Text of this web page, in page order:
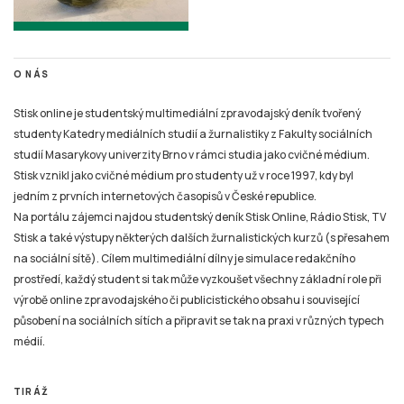
O NÁS
Stisk online je studentský multimediální zpravodajský deník tvořený
studenty Katedry mediálních studií a žurnalistiky z Fakulty sociálních
studií Masarykovy univerzity Brno v rámci studia jako cvičné médium.
Stisk vznikl jako cvičné médium pro studenty už v roce 1997, kdy byl
jedním z prvních internetových časopisů v České republice.
Na portálu zájemci najdou studentský deník Stisk Online, Rádio Stisk, TV
Stisk a také výstupy některých dalších žurnalistických kurzů (s přesahem
na sociální sítě). Cílem multimediální dílny je simulace redakčního
prostředí, každý student si tak může vyzkoušet všechny základní role při
výrobě online zpravodajského či publicistického obsahu i související
působení na sociálních sítích a připravit se tak na praxi v různých typech
médií.
TIRÁŽ